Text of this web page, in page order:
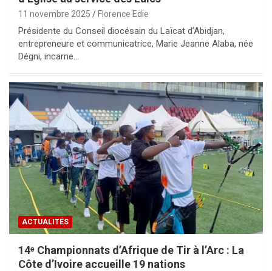
11 novembre 2025 Florence Edie
Présidente du Conseil diocésain du Laïcat d’Abidjan,
entrepreneure et communicatrice, Marie Jeanne Alaba, née
Dégni, incarne…
ACTUALITÉS
14ᵉ Championnats d’Afrique de Tir à l’Arc : La
Côte d’Ivoire accueille 19 nations